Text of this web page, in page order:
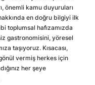
önemli kamu duyuruları
en doğru bilgiyi ilk
toplumsal hafızamızda
gastronomisini, yöresel
taşıyoruz. Kısacası,
vermiş herkes için
her şeye